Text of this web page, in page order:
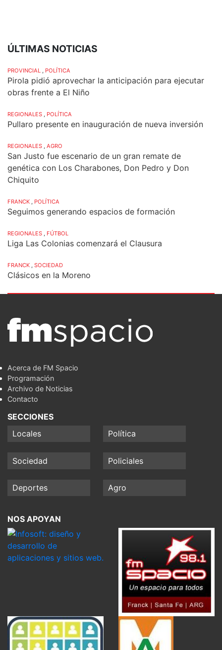
ÚLTIMAS NOTICIAS
PROVINCIAL , POLÍTICA
Pirola pidió aprovechar la anticipación para ejecutar
obras frente a El Niño
REGIONALES , POLÍTICA
Pullaro presente en inauguración de nueva inversión
REGIONALES , AGRO
San Justo fue escenario de un gran remate de
genética con Los Charabones, Don Pedro y Don
Chiquito
FRANCK , POLÍTICA
Seguimos generando espacios de formación
REGIONALES , FÚTBOL
Liga Las Colonias comenzará el Clausura
FRANCK , SOCIEDAD
Clásicos en la Moreno
Acerca de FM Spacio
Programación
Archivo de Noticias
Contacto
SECCIONES
Locales
Política
Sociedad Policiales
Deportes Agro
NOS APOYAN